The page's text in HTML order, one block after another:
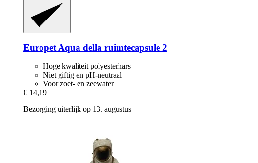
Europet Aqua della ruimtecapsule 2
Hoge kwaliteit polyesterhars
Niet giftig en pH-neutraal
Voor zoet- en zeewater
€ 14,19
Bezorging uiterlijk op 13. augustus